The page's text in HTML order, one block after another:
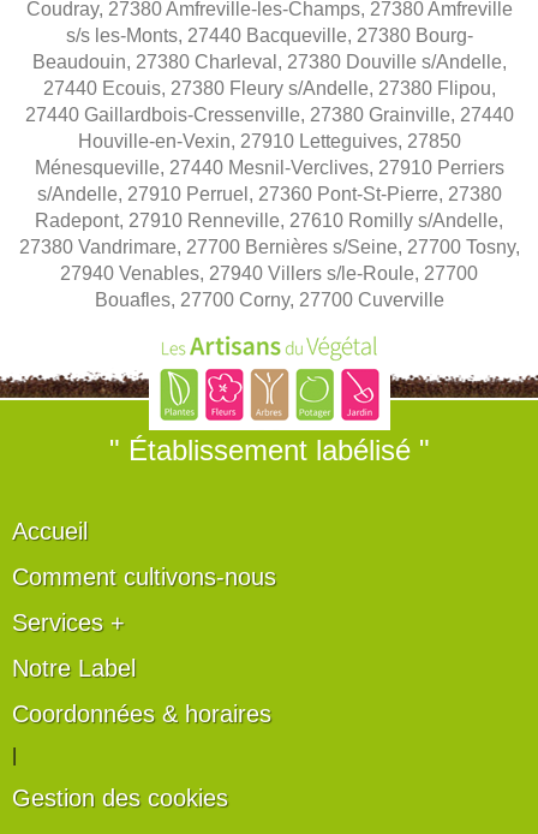
Coudray, 27380 Amfreville-les-Champs, 27380 Amfreville
s/s les-Monts, 27440 Bacqueville, 27380 Bourg-
Beaudouin, 27380 Charleval, 27380 Douville s/Andelle,
27440 Ecouis, 27380 Fleury s/Andelle, 27380 Flipou,
27440 Gaillardbois-Cressenville, 27380 Grainville, 27440
Houville-en-Vexin, 27910 Letteguives, 27850
Ménesqueville, 27440 Mesnil-Verclives, 27910 Perriers
s/Andelle, 27910 Perruel, 27360 Pont-St-Pierre, 27380
Radepont, 27910 Renneville, 27610 Romilly s/Andelle,
27380 Vandrimare, 27700 Bernières s/Seine, 27700 Tosny,
27940 Venables, 27940 Villers s/le-Roule, 27700
Bouafles, 27700 Corny, 27700 Cuverville
" Établissement labélisé "
Accueil
Comment cultivons-nous
Services +
Notre Label
Coordonnées & horaires
Gestion des cookies